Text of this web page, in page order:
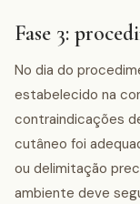
Fase 3:
No dia do
estabelecido na
contraindicações
cutâneo foi
ou delimitação
ambiente deve